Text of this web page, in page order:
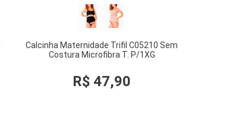
Calcinha Maternidade Trifil C05210 Sem
Costura Microfibra T. P/1XG
R$ 47,90